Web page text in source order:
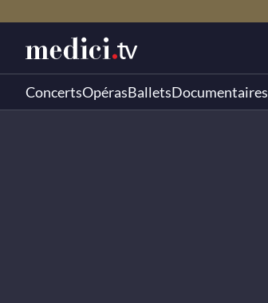
ConcertsOpérasBalletsDocumentaires